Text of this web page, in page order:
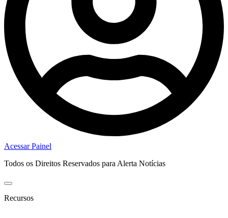
Acessar Painel
Todos os Direitos Reservados para Alerta Notícias
Recursos